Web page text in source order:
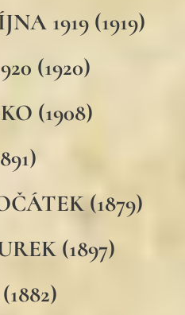
1919 (1919)
(1920)
(1908)
(1879)
(1897)